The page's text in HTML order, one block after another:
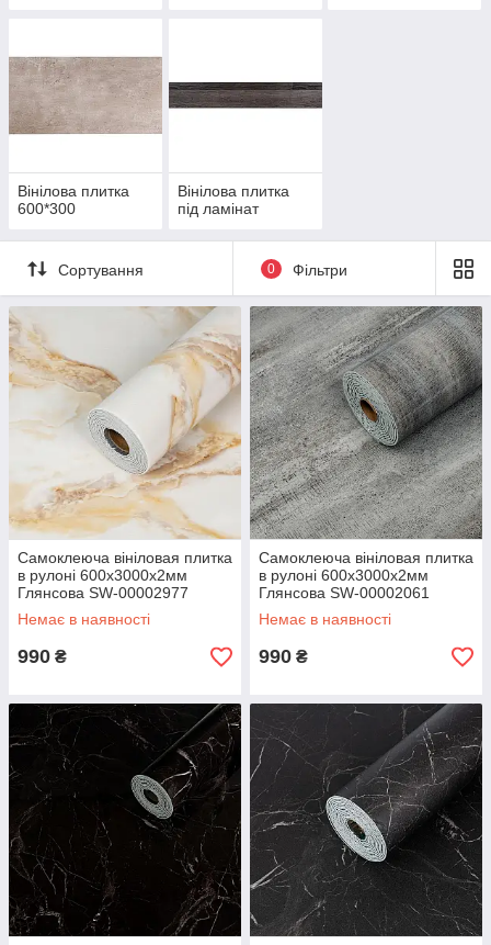
Вінілова плитка
600*300
Вінілова плитка
під ламінат
Сортування 0 Фільтри
Самоклеюча вініловая плитка
в рулоні 600х3000х2мм
Глянсова SW-00002977
Немає в наявності
990 ₴
Самоклеюча вініловая плитка
в рулоні 600х3000х2мм
Глянсова SW-00002061
Немає в наявності
990 ₴